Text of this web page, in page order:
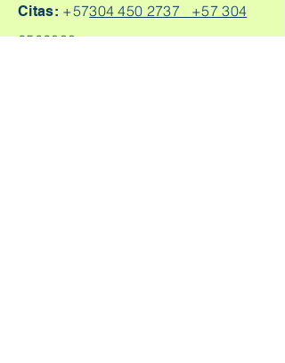
Citas: +57304 450 2737 +57 304
2562888